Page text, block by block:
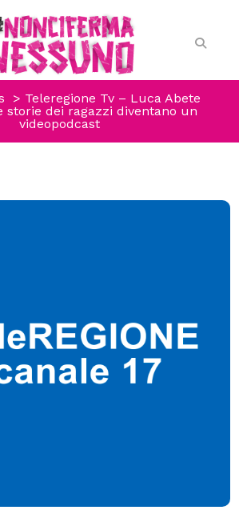
> Teleregione Tv – Luca Abete
storie dei ragazzi diventano un
videopodcast